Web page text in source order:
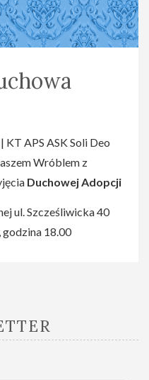
APS ASK Soli Deo
Wróblem z
Duchowej Adopcji
ul. Szcześliwicka 40
godzina 18.00